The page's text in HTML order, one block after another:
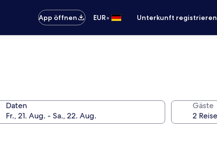
App öffnen
EUR• Unterkunft registrieren
Daten Gäste